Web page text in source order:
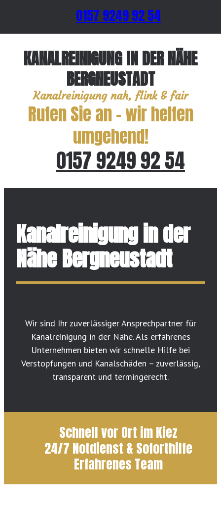
0157 9249 92 54
KANALREINIGUNG IN DER NÄHE
BERGNEUSTADT
Kanalreinigung nah, flink & fair
Rufen Sie an – wir helfen
umgehend!
0157 9249 92 54
Kanalreinigung in der
Nähe Bergneustadt
Wir sind Ihr zuverlässiger Ansprechpartner für
Kanalreinigung in der Nähe. Als erfahrenes
Unternehmen bieten wir schnelle Hilfe bei
Verstopfungen und Kanalschäden – zuverlässig,
transparent und termingerecht.
Schnell vor Ort im Kiez
24/7 Notdienst & Soforthilfe
Erfahrenes Team